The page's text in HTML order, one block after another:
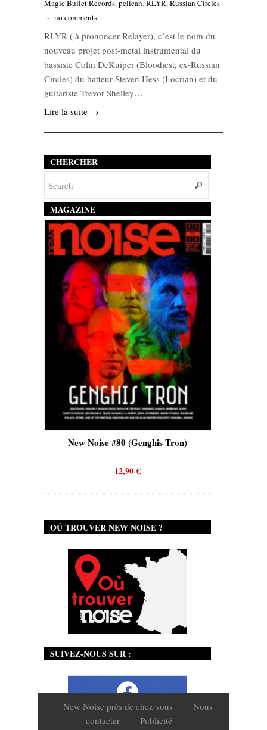
Magic Bullet Records,pelican,RLYR,Russian Circles
- no comments
RLYR ( à prononcer Relayer), c’est le nom du
nouveau projet post-metal instrumental du
bassiste Colin DeKuiper (Bloodiest, ex-Russian
Circles) du batteur Steven Hess (Locrian) et du
guitariste Trevor Shelley…
Lire la suite →
CHERCHER
MAGAZINE
New Noise #80 (Genghis Tron)
OÙ TROUVER NEW NOISE ?
SUIVEZ-NOUS SUR :
New Noise près de chez vous
Nous
contacter
Publicité